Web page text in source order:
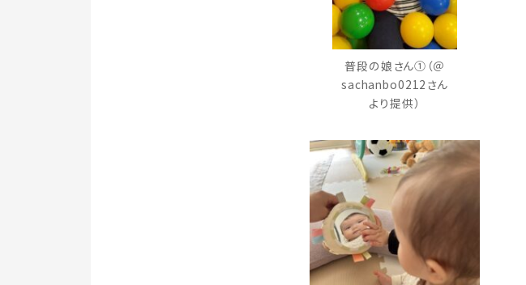
普段の娘さん①（＠
sachanbo0212さん
より提供）